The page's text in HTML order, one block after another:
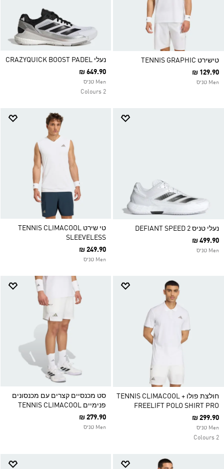
טישירט TENNIS GRAPHIC
₪ 129.90
Men טניס
נעלי CRAZYQUICK BOOST PADEL
₪ 649.90
Men טניס
2 Colours
נעלי טניס DEFIANT SPEED 2
₪ 499.90
Men טניס
טי שירט TENNIS CLIMACOOL
SLEEVELESS
₪ 249.90
Men טניס
חולצת פולו TENNIS CLIMACOOL +
FREELIFT POLO SHIRT PRO
₪ 299.90
Men טניס
2 Colours
סט מכנסיים קצרים עם מכנסונים
פנימיים TENNIS CLIMACOOL
₪ 279.90
Men טניס